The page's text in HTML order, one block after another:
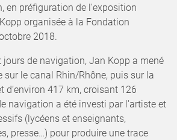
en préfiguration de l'exposition
organisée à la Fondation
2018.
jours de navigation, Jan Kopp a mené
sur le canal Rhin/Rhône, puis sur la
d’environ 417 km, croisant 126
navigation a été investi par l'artiste et
(lycéens et enseignants,
presse…) pour produire une trace